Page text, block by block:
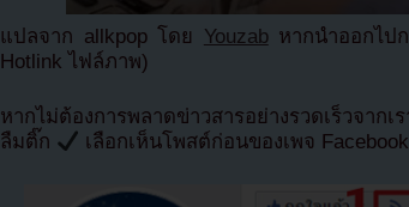
แปลจาก allkpop โดย Youzabหากนำออกไป
Hotlink ไฟล์ภาพ)
หากไม่ต้องการพลาดข่าวสารอย่างรวดเร็วจา
ลืมติ๊ก
เลือกเห็นโพสต์ก่อนของเพจ